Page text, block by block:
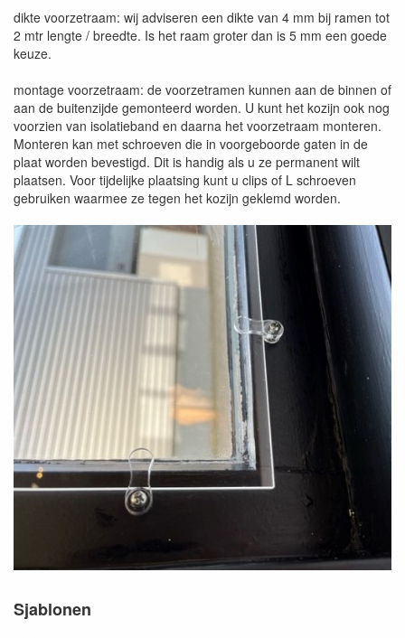
dikte voorzetraam: wij adviseren een dikte van 4 mm bij ramen tot
2 mtr lengte / breedte. Is het raam groter dan is 5 mm een goede
keuze.
montage voorzetraam: de voorzetramen kunnen aan de binnen of
aan de buitenzijde gemonteerd worden. U kunt het kozijn ook nog
voorzien van isolatieband en daarna het voorzetraam monteren.
Monteren kan met schroeven die in voorgeboorde gaten in de
plaat worden bevestigd. Dit is handig als u ze permanent wilt
plaatsen. Voor tijdelijke plaatsing kunt u clips of L schroeven
gebruiken waarmee ze tegen het kozijn geklemd worden.
Sjablonen